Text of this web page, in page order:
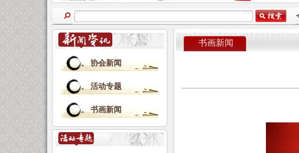
协会新闻
活动专题
书画新闻
书画新闻